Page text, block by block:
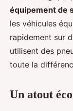
équipement de
les véhicules
rapidement sur
utilisent des
toute la
Un atout